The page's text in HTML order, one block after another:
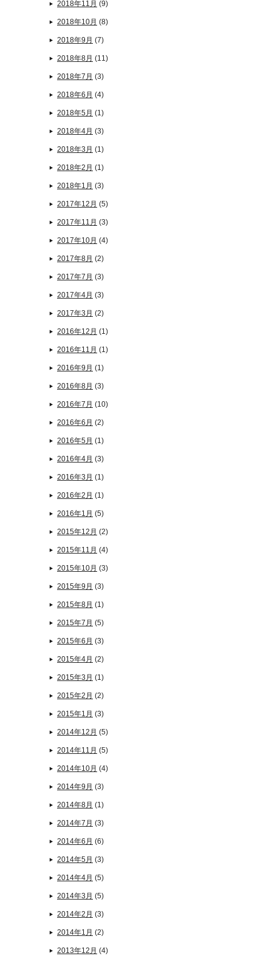
2018年11月 (9)
2018年10月 (8)
2018年9月 (7)
2018年8月 (11)
2018年7月 (3)
2018年6月 (4)
2018年5月 (1)
2018年4月 (3)
2018年3月 (1)
2018年2月 (1)
2018年1月 (3)
2017年12月 (5)
2017年11月 (3)
2017年10月 (4)
2017年8月 (2)
2017年7月 (3)
2017年4月 (3)
2017年3月 (2)
2016年12月 (1)
2016年11月 (1)
2016年9月 (1)
2016年8月 (3)
2016年7月 (10)
2016年6月 (2)
2016年5月 (1)
2016年4月 (3)
2016年3月 (1)
2016年2月 (1)
2016年1月 (5)
2015年12月 (2)
2015年11月 (4)
2015年10月 (3)
2015年9月 (3)
2015年8月 (1)
2015年7月 (5)
2015年6月 (3)
2015年4月 (2)
2015年3月 (1)
2015年2月 (2)
2015年1月 (3)
2014年12月 (5)
2014年11月 (5)
2014年10月 (4)
2014年9月 (3)
2014年8月 (1)
2014年7月 (3)
2014年6月 (6)
2014年5月 (3)
2014年4月 (5)
2014年3月 (5)
2014年2月 (3)
2014年1月 (2)
2013年12月 (4)